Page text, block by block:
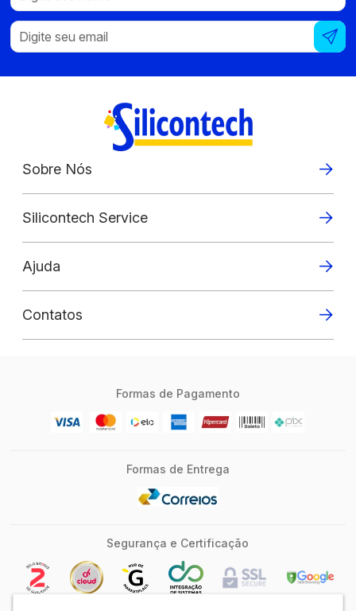
Sobre Nós
Silicontech Service
Ajuda
Contatos
Formas de Pagamento
Formas de Entrega
Segurança e Certificação